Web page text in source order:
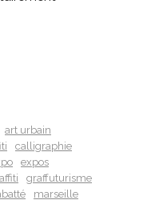
art urbain
calligraphie
expos
graffuturisme
marseille